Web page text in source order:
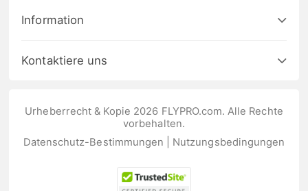
Information
Kontaktiere uns
Urheberrecht & Kopie 2026 FLYPRO.com. Alle Rechte
vorbehalten.
Datenschutz-Bestimmungen
Nutzungsbedingungen